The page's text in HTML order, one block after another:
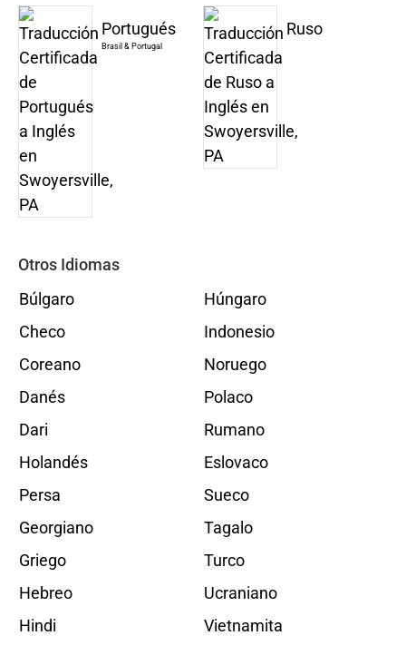
Portugués
Brasil & Portugal
Ruso
Otros Idiomas
Búlgaro
Checo
Coreano
Danés
Dari
Holandés
Persa
Georgiano
Griego
Hebreo
Hindi
Húngaro
Indonesio
Noruego
Polaco
Rumano
Eslovaco
Sueco
Tagalo
Turco
Ucraniano
Vietnamita